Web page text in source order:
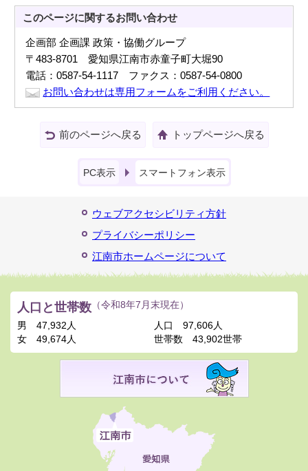
このページに関するお問い合わせ
企画部 企画課 政策・協働グループ
〒483-8701 愛知県江南市赤童子町大堀90
電話：0587-54-1117 ファクス：0587-54-0800
お問い合わせは専用フォームをご利用ください。
前のページへ戻る トップページへ戻る
PC表示 スマートフォン表示
ウェブアクセシビリティ方針
プライバシーポリシー
江南市ホームページについて
人口と世帯数 （令和8年7月末現在）
男
47,932人
女
49,674人
人口
97,606人
世帯数
43,902世帯